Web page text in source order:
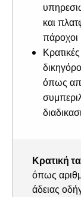
και
όπως
Κρατική
όπως
άδειας